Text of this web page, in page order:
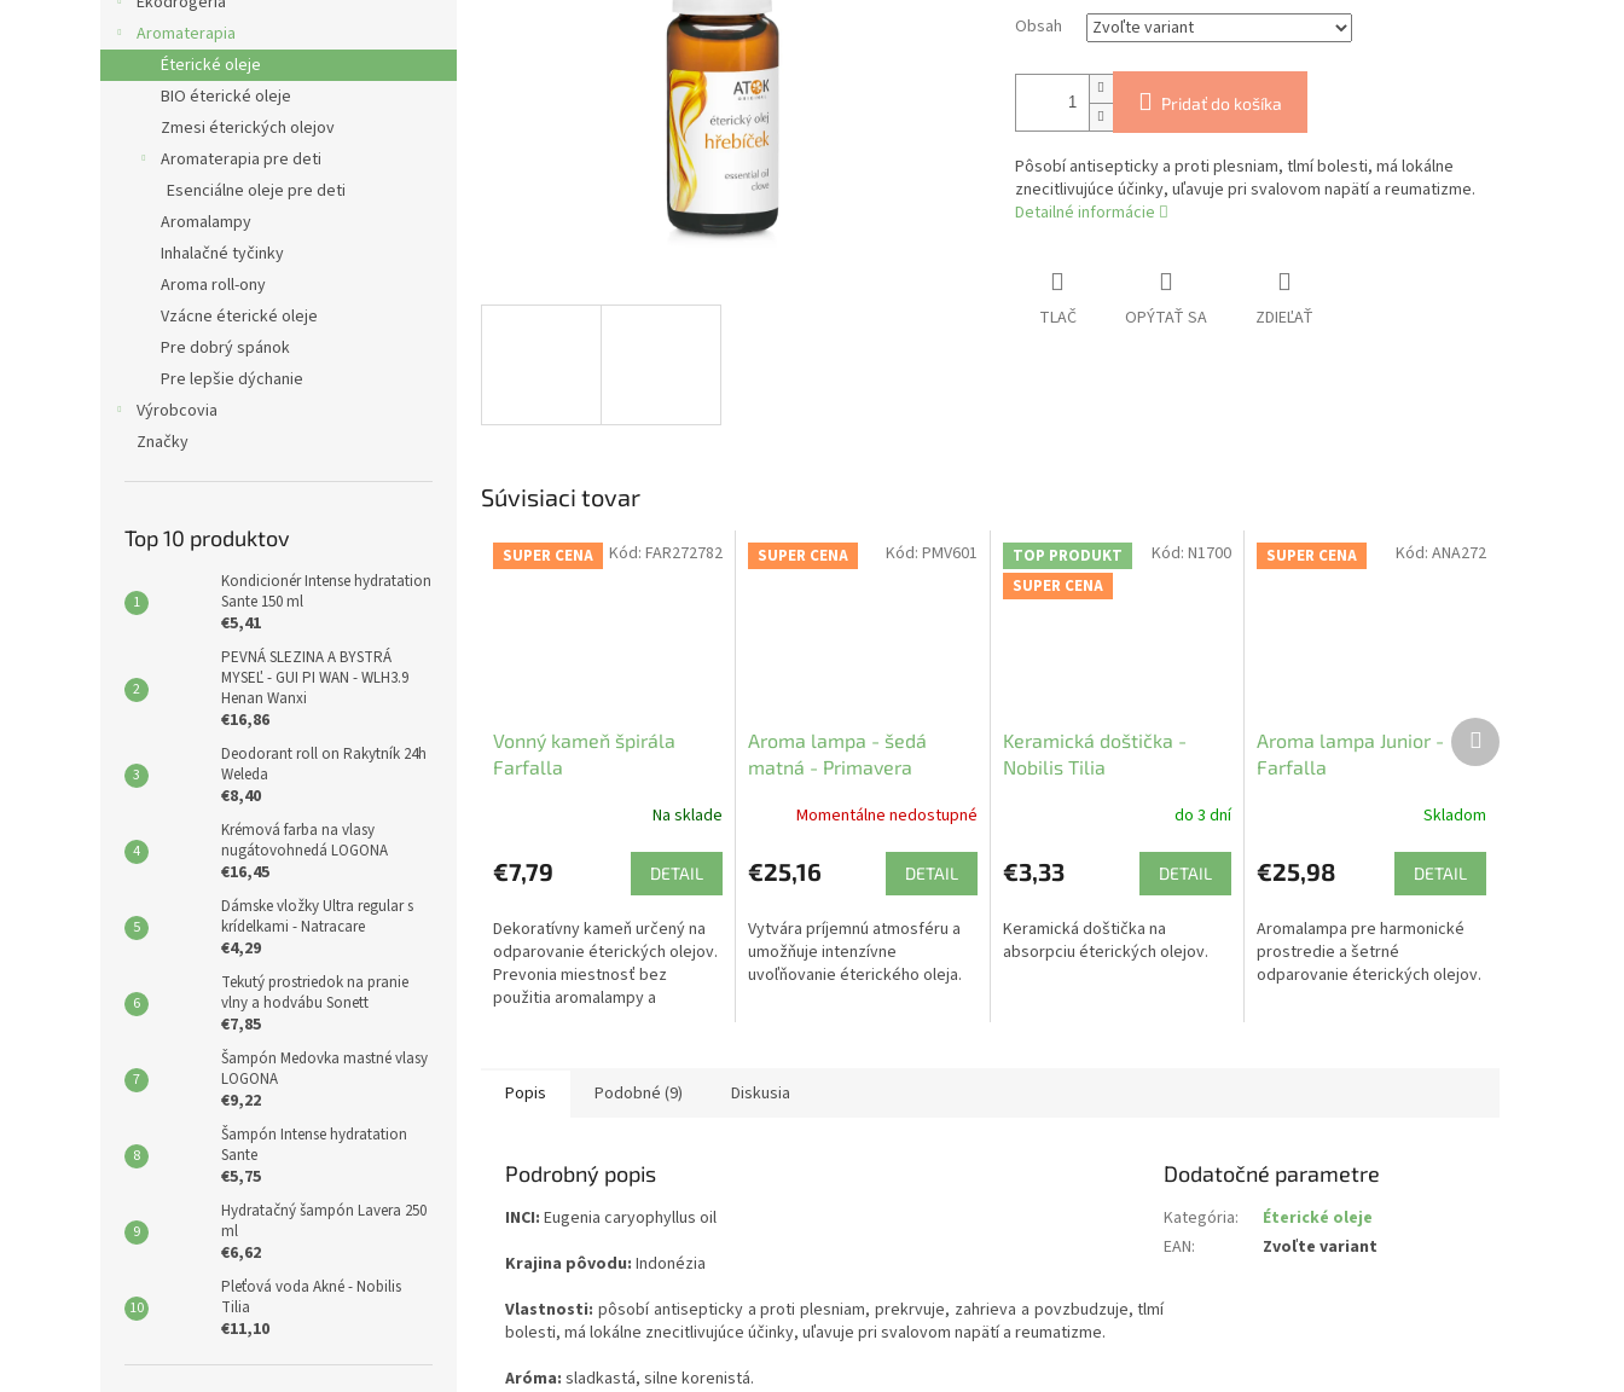
Aromaterapia
Éterické oleje
BIO éterické oleje
Zmesi éterických olejov
Aromaterapia pre deti
Esenciálne oleje pre deti
Aromalampy
Inhalačné tyčinky
Aroma roll-ony
Vzácne éterické oleje
Pre dobrý spánok
Pre lepšie dýchanie
Výrobcovia
Značky
Top 10 produktov
Kondicionér Intense hydratation
Sante 150 ml
€5,41
PEVNÁ SLEZINA A BYSTRÁ
MYSEĽ - GUI PI WAN - WLH3.9
Henan Wanxi
€16,86
Deodorant roll on Rakytník 24h
Weleda
€8,40
Krémová farba na vlasy
nugátovohnedá LOGONA
€16,45
Dámske vložky Ultra regular s
krídelkami - Natracare
€4,29
Tekutý prostriedok na pranie
vlny a hodvábu Sonett
€7,85
Šampón Medovka mastné vlasy
LOGONA
€9,22
Šampón Intense hydratation
Sante
€5,75
Hydratačný šampón Lavera 250
ml
€6,62
Pleťová voda Akné - Nobilis
Tilia
€11,10
Obsah
Pridať do košíka
Pôsobí antisepticky a proti plesniam, tlmí bolesti, má lokálne
znecitlivujúce účinky, uľavuje pri svalovom napätí a reumatizme.
Detailné informácie
TLAČ OPÝTAŤ SA ZDIEĽAŤ
Súvisiaci tovar
SUPER CENA
Vonný kameň špirála
Farfalla
Na sklade
€7,79 DETAIL
Dekoratívny kameň určený na
odparovanie éterických olejov.
Prevonia miestnosť bez
použitia aromalampy a
Kód: FAR272782 SUPER CENA
Aroma lampa - šedá
matná - Primavera
Momentálne nedostupné
€25,16 DETAIL
Vytvára príjemnú atmosféru a
umožňuje intenzívne
uvoľňovanie éterického oleja.
Kód: PMV601
TOP PRODUKT
SUPER CENA
Keramická doštička -
Nobilis Tilia
do 3 dní
€3,33 DETAIL
Keramická doštička na
absorpciu éterických olejov.
Kód:N1700 SUPER CENA
Aroma lampa Junior -
Farfalla
Skladom
€25,98 DETAIL
Aromalampa pre harmonické
prostredie a šetrné
odparovanie éterických olejov.
Kód: ANA272
Ďalší
produkt
Popis Podobné (9) Diskusia
Podrobný popis
INCI: Eugenia caryophyllus oil
Krajina pôvodu: Indonézia
Vlastnosti: pôsobí antisepticky a proti plesniam, prekrvuje, zahrieva a povzbudzuje, tlmí
bolesti, má lokálne znecitlivujúce účinky, uľavuje pri svalovom napätí a reumatizme.
Aróma: sladkastá, silne korenistá.
Dodatočné parametre
Kategória:
Éterické oleje
EAN: Zvoľte variant